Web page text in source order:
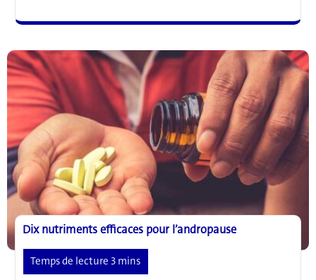
prise
vitamines
peut-
elle
réduire
le
risque
de
tomber
malade?
Dix nutriments efficaces pour l’andropause